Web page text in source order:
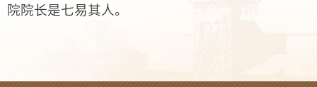
院院长是七易其人。